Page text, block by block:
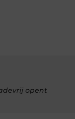
opent